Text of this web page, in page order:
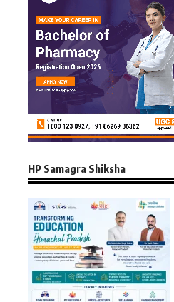
HP Samagra Shiksha